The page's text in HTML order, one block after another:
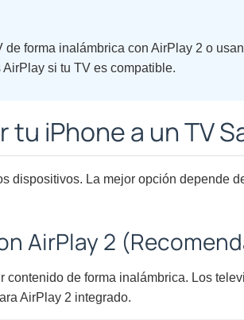
forma inalámbrica con AirPlay 2 o
si tu TV es compatible.
iPhone a un TV
dispositivos. La mejor opción depende
AirPlay 2
de forma inalámbrica. Los
AirPlay 2 integrado.